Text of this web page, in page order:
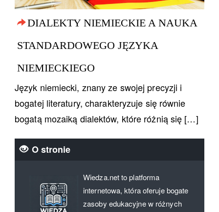
DIALEKTY NIEMIECKIE A NAUKA
STANDARDOWEGO JĘZYKA
NIEMIECKIEGO
Język niemiecki, znany ze swojej precyzji i
bogatej literatury, charakteryzuje się równie
bogatą mozaiką dialektów, które różnią się […]
O stronie
Wiedza.net to platforma
internetowa, która oferuje bogate
zasoby edukacyjne w różnych